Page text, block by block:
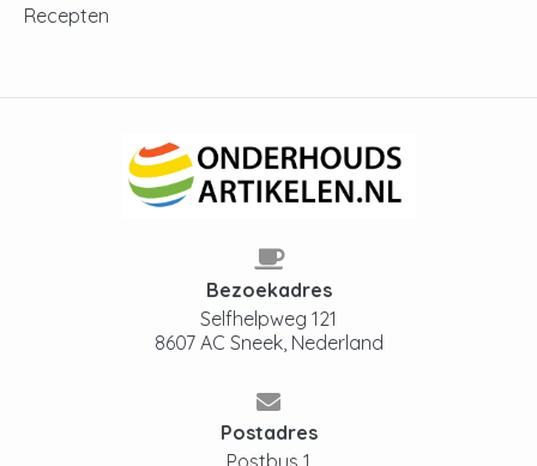
Recepten
Bezoekadres
Selfhelpweg 121
8607 AC Sneek, Nederland
Postadres